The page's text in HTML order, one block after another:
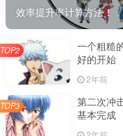
效率提升率计算方法！
一个粗糙
好的开始
2年前
TOP2
第二次冲
基本完成
TOP3